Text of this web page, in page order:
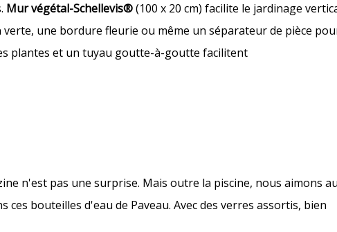
Mur végétal-Schellevis®(100 x 20 cm) facilite le jardinage
une bordure fleurie ou même un séparateur de pièce
plantes et un tuyau goutte-à-goutte facilitent
n'est pas une surprise. Mais outre la piscine, nous aimons
bouteilles d'eau de Paveau. Avec des verres assortis, bien